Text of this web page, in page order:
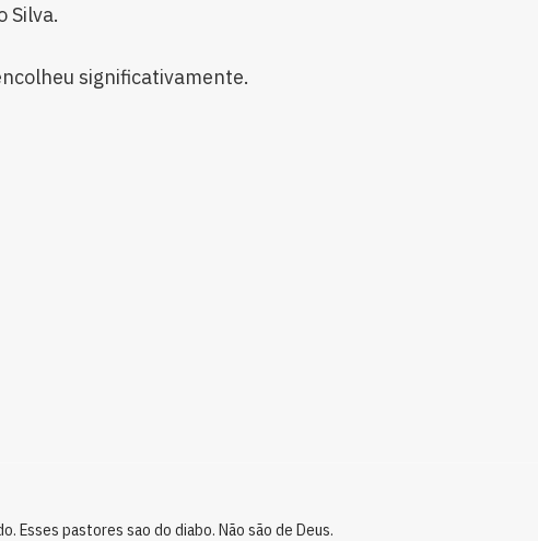
Silva.
significativamente.
Esses pastores sao do diabo. Não são de Deus.